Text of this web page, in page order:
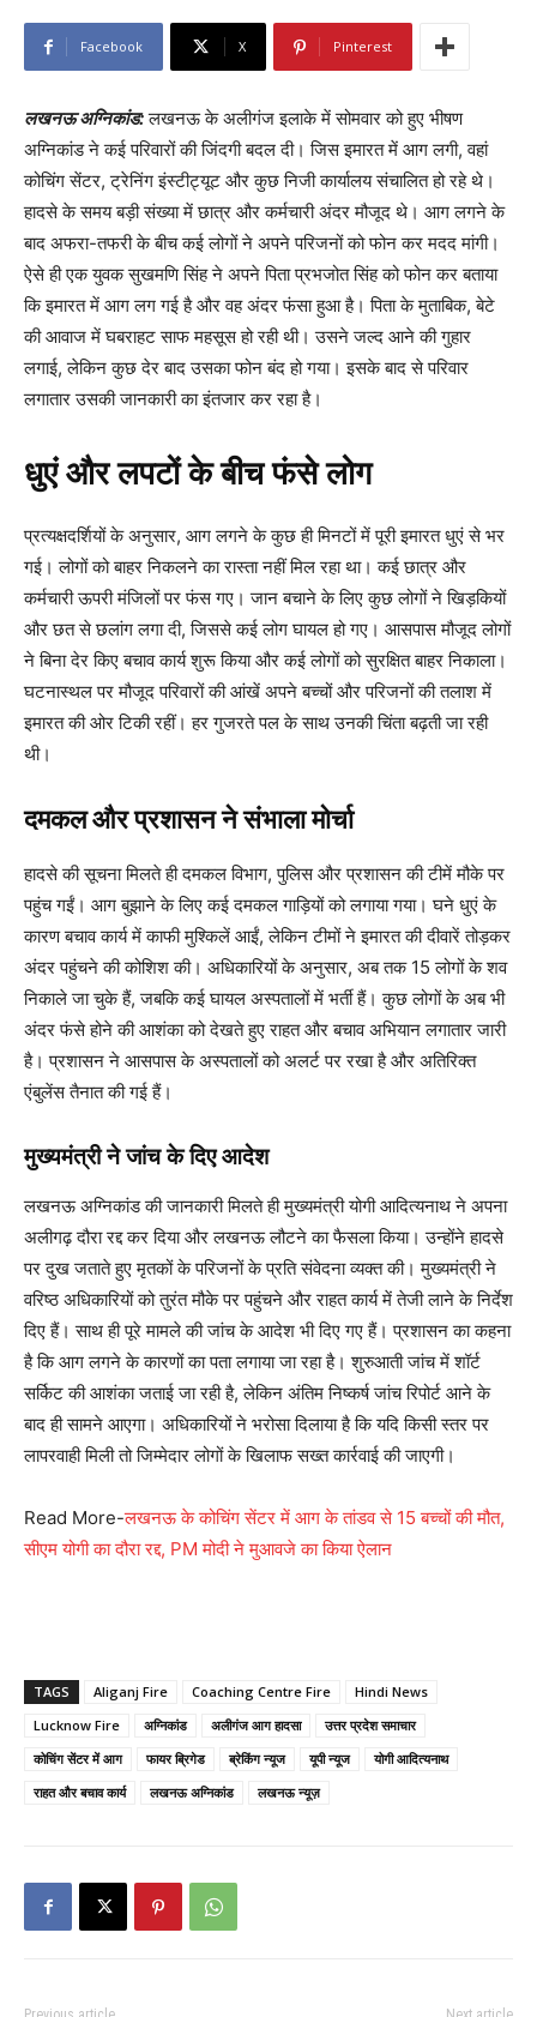
Facebook X Pinterest
लखनऊ अग्निकांड:लखनऊ के अलीगंज इलाके में सोमवार को हुए भीषण
अग्निकांड ने कई परिवारों की जिंदगी बदल दी। जिस इमारत में आग लगी, वहां
कोचिंग सेंटर, ट्रेनिंग इंस्टीट्यूट और कुछ निजी कार्यालय संचालित हो रहे थे।
हादसे के समय बड़ी संख्या में छात्र और कर्मचारी अंदर मौजूद थे। आग लगने के
बाद अफरा-तफरी के बीच कई लोगों ने अपने परिजनों को फोन कर मदद मांगी।
ऐसे ही एक युवक सुखमणि सिंह ने अपने पिता प्रभजोत सिंह को फोन कर बताया
कि इमारत में आग लग गई है और वह अंदर फंसा हुआ है। पिता के मुताबिक, बेटे
की आवाज में घबराहट साफ महसूस हो रही थी। उसने जल्द आने की गुहार
लगाई, लेकिन कुछ देर बाद उसका फोन बंद हो गया। इसके बाद से परिवार
लगातार उसकी जानकारी का इंतजार कर रहा है।
धुएं और लपटों के बीच फंसे लोग
प्रत्यक्षदर्शियों के अनुसार, आग लगने के कुछ ही मिनटों में पूरी इमारत धुएं से भर
गई। लोगों को बाहर निकलने का रास्ता नहीं मिल रहा था। कई छात्र और
कर्मचारी ऊपरी मंजिलों पर फंस गए। जान बचाने के लिए कुछ लोगों ने खिड़कियों
और छत से छलांग लगा दी, जिससे कई लोग घायल हो गए। आसपास मौजूद लोगों
ने बिना देर किए बचाव कार्य शुरू किया और कई लोगों को सुरक्षित बाहर निकाला।
घटनास्थल पर मौजूद परिवारों की आंखें अपने बच्चों और परिजनों की तलाश में
इमारत की ओर टिकी रहीं। हर गुजरते पल के साथ उनकी चिंता बढ़ती जा रही
थी।
दमकल और प्रशासन ने संभाला मोर्चा
हादसे की सूचना मिलते ही दमकल विभाग, पुलिस और प्रशासन की टीमें मौके पर
पहुंच गईं। आग बुझाने के लिए कई दमकल गाड़ियों को लगाया गया। घने धुएं के
कारण बचाव कार्य में काफी मुश्किलें आईं, लेकिन टीमों ने इमारत की दीवारें तोड़कर
अंदर पहुंचने की कोशिश की। अधिकारियों के अनुसार, अब तक 15 लोगों के शव
निकाले जा चुके हैं, जबकि कई घायल अस्पतालों में भर्ती हैं। कुछ लोगों के अब भी
अंदर फंसे होने की आशंका को देखते हुए राहत और बचाव अभियान लगातार जारी
है। प्रशासन ने आसपास के अस्पतालों को अलर्ट पर रखा है और अतिरिक्त
एंबुलेंस तैनात की गई हैं।
मुख्यमंत्री ने जांच के दिए आदेश
लखनऊ अग्निकांड की जानकारी मिलते ही मुख्यमंत्री योगी आदित्यनाथ ने अपना
अलीगढ़ दौरा रद्द कर दिया और लखनऊ लौटने का फैसला किया। उन्होंने हादसे
पर दुख जताते हुए मृतकों के परिजनों के प्रति संवेदना व्यक्त की। मुख्यमंत्री ने
वरिष्ठ अधिकारियों को तुरंत मौके पर पहुंचने और राहत कार्य में तेजी लाने के निर्देश
दिए हैं। साथ ही पूरे मामले की जांच के आदेश भी दिए गए हैं। प्रशासन का कहना
है कि आग लगने के कारणों का पता लगाया जा रहा है। शुरुआती जांच में शॉर्ट
सर्किट की आशंका जताई जा रही है, लेकिन अंतिम निष्कर्ष जांच रिपोर्ट आने के
बाद ही सामने आएगा। अधिकारियों ने भरोसा दिलाया है कि यदि किसी स्तर पर
लापरवाही मिली तो जिम्मेदार लोगों के खिलाफ सख्त कार्रवाई की जाएगी।
Read More-लखनऊ के कोचिंग सेंटर में आग के तांडव से 15 बच्चों की मौत,
सीएम योगी का दौरा रद्द, PM मोदी ने मुआवजे का किया ऐलान
TAGS Aliganj Fire Coaching Centre Fire
Hindi News
Lucknow Fire
अग्निकांड अलीगंज आग हादसा
उत्तर प्रदेश समाचार
कोचिंग सेंटर में आग
फायर ब्रिगेड ब्रेकिंग न्यूज यूपी न्यूज
योगी आदित्यनाथ
राहत और बचाव कार्य
लखनऊ अग्निकांड लखनऊ न्यूज़